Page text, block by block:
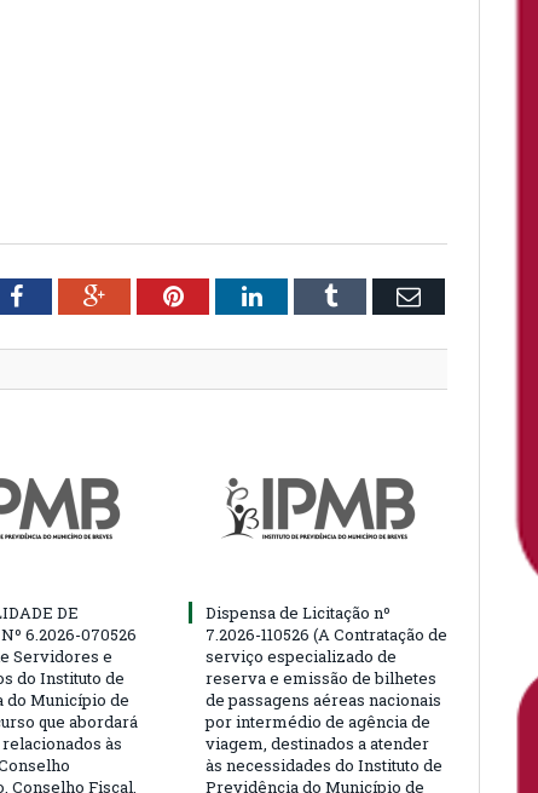
FacebookGoogle+PinterestLinkedInTumblr Email
DE
6.2026-070526
Servidores e
do Instituto de
do Município de
que abordará
às
Conselho Fiscal,
Dispensa de Licitação nº
7.2026-110526 (A Contratação de
serviço especializado de
reserva e emissão de bilhetes
de passagens aéreas nacionais
por intermédio de agência de
viagem, destinados a atender
às necessidades do Instituto de
Previdência do Município de